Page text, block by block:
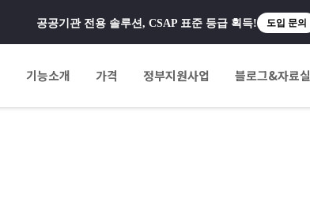
공공기관 전용 솔루션, CSAP 표준 등급 획득! 도입 문의
기능소개 가격 정부지원사업 블로그&자료실